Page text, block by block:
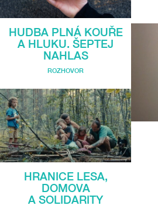
HUDBA PLNÁ KOUŘE
A HLUKU. ŠEPTEJ
NAHLAS
ROZHOVOR
HRANICE LESA,
DOMOVA
A SOLIDARITY